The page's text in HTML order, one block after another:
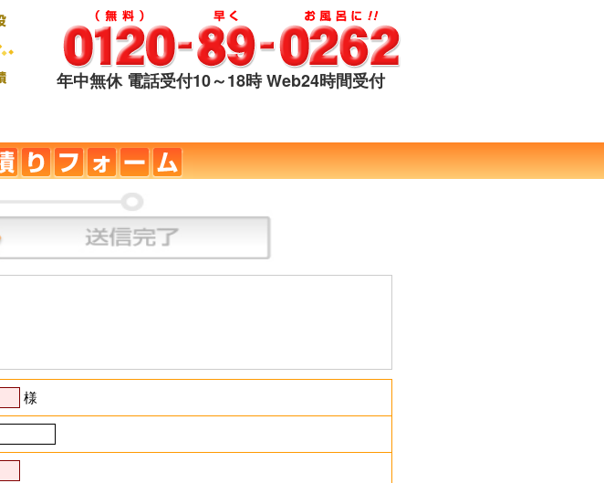
年中無休 電話受付10～18時 Web24時間受付
様